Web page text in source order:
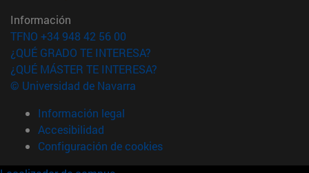
Información
TFNO +34 948 42 56 00
¿QUÉ GRADO TE INTERESA?
¿QUÉ MÁSTER TE INTERESA?
© Universidad de Navarra
Información legal
Accesibilidad
Configuración de cookies